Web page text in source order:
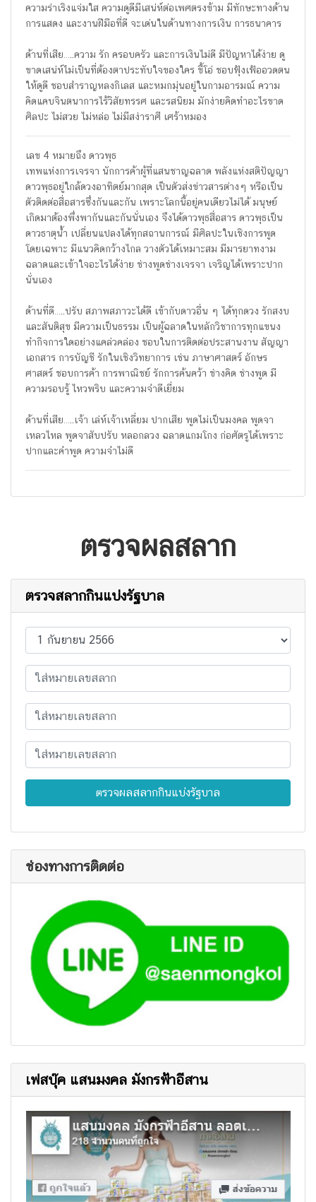
ความร่าเริงแจ่มใส ความดูดีมีเสน่ห์ต่อเพศตรงข้าม มีทักษะทางด้าน
การแสดง และงานฝีมือที่ดี จะเด่นในด้านทางการเงิน การธนาคาร
ด้านที่เสีย…..ความ รัก ครอบครัว และการเงินไม่ดี มีปัญหาได้ง่าย ดู
ขาดเสน่ห์ไม่เป็นที่ต้องตาประทับใจของใคร ขี้โอ่ ชอบฟุ้งเฟ้ออวดตน
ให้ดูดี ชอบสำราญหลงกิเลส และหมกมุ่นอยู่ในกามอารมณ์ ความ
คิดแคบจินตนาการไร้วิสัยทรรศ และรสนิยม มักง่ายคิดทำอะไรขาด
ศิลปะ ไม่สวย ไม่หล่อ ไม่มีสง่าราศี เศร้าหมอง
เลข 4 หมายถึง ดาวพุธ
เทพแห่งการเจรจา นักการค้าผู้ที่แสนชาญฉลาด พลังแห่งสติปัญญา
ดาวพุธอยู่ใกล้ดวงอาทิตย์มากสุด เป็นตัวส่งข่าวสารต่างๆ หรือเป็น
ตัวติดต่อสื่อสารซึ่งกันและกัน เพราะโลกนี้อยู่คนเดียวไม่ได้ มนุษย์
เกิดมาต้องพึ่งพากันและกันนั่นเอง จึงได้ดาวพุธสื่อสาร ดาวพุธเป็น
ดาวธาตุน้ำ เปลี่ยนแปลงได้ทุกสถานการณ์ มีศิลปะในเชิงการพูด
โดยเฉพาะ มีแนวคิดกว้างไกล วางตัวได้เหมาะสม มีมารยาทงาม
ฉลาดและเข้าใจอะไรได้ง่าย ช่างพูดช่างเจรจา เจริญได้เพราะปาก
นั่นเอง
ด้านที่ดี…..ปรับ สภาพสภาวะได้ดี เข้ากับดาวอื่น ๆ ได้ทุกดวง รักสงบ
และสันติสุข มีความเป็นธรรม เป็นผู้ฉลาดในหลักวิชาการทุกแขนง
ทำกิจการใดอย่างแคล่วคล่อง ชอบในการติดต่อประสานงาน สัญญา
เอกสาร การบัญชี รักในเชิงวิทยาการ เช่น ภาษาศาสตร์ อักษร
ศาสตร์ ชอบการค้า การพาณิชย์ รักการค้นคว้า ช่างคิด ช่างพูด มี
ความรอบรู้ ไหวพริบ และความจำดีเยี่ยม
ด้านที่เสีย…..เจ้า เล่ห์เจ้าเหลี่ยม ปากเสีย พูดไม่เป็นมงคล พูดจา
เหลวไหล พูดจาสับปรับ หลอกลวง ฉลาดแกมโกง ก่อศัตรูได้เพราะ
ปากและคำพูด ความจำไม่ดี
ตรวจผลสลาก
ตรวจสลากกินแบ่งรัฐบาล
ตรวจผลสลากกินแบ่งรัฐบาล
ช่องทางการติดต่อ
เฟสบุ๊ค แสนมงคล มังกรฟ้าอีสาน